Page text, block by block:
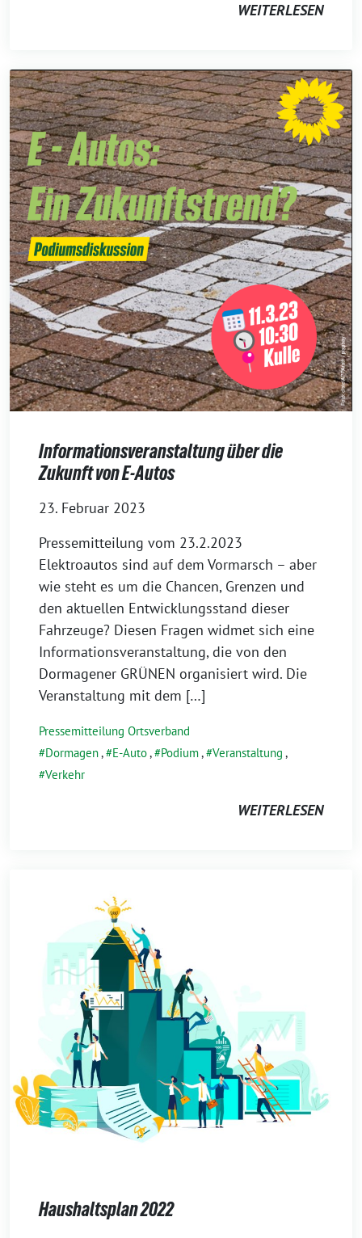
WEITERLESEN
Informationsveranstaltung über die
Zukunft von E-Autos
23. Februar 2023
Pressemitteilung vom 23.2.2023
Elektroautos sind auf dem Vormarsch – aber
wie steht es um die Chancen, Grenzen und
den aktuellen Entwicklungsstand dieser
Fahrzeuge? Diesen Fragen widmet sich eine
Informationsveranstaltung, die von den
Dormagener GRÜNEN organisiert wird. Die
Veranstaltung mit dem […]
Pressemitteilung Ortsverband
Dormagen, E-Auto, Podium, Veranstaltung ,
Verkehr
WEITERLESEN
Haushaltsplan 2022